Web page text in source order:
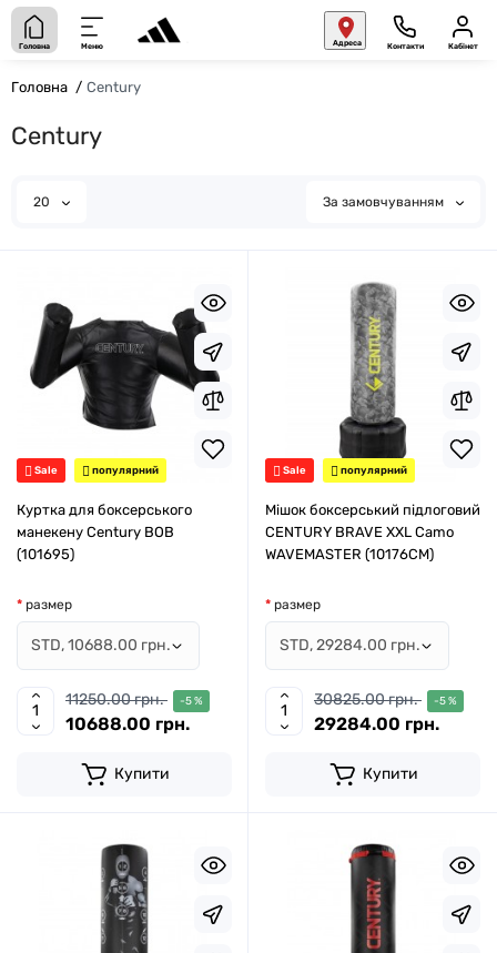
Головна Меню Адреса Контакти Кабінет
Головна Century
Century
20 За замовчуванням
Sale популярний
Куртка для боксерського
манекену Century BOB
(101695)
размер
11250.00 грн. -5 %
10688.00 грн.
Купити
Sale популярний
Мішок боксерський підлоговий
CENTURY BRAVE XXL Camo
WAVEMASTER (10176CM)
размер
30825.00 грн. -5 %
29284.00 грн.
Купити